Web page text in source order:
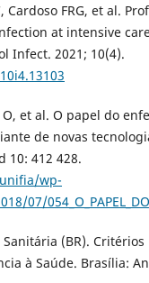
Cardoso FRG, et al.
at intensive
Infect. 2021; 10(4).
O, et al. O papel do
de novas
10: 412 428.
wp-
(BR).
à Saúde. Brasília: